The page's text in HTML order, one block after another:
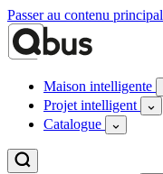
Passer au contenu principal
Maison intelligente
Projet intelligent
Catalogue